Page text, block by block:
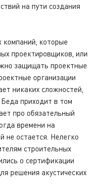
на пути создания
компаний, которые
проектировщиков, или
защищать проектные
организации
никаких сложностей,
Беда приходит в том
про обязательный
времени на
не остается. Нелегко
строительных
о сертификации
решения акустических